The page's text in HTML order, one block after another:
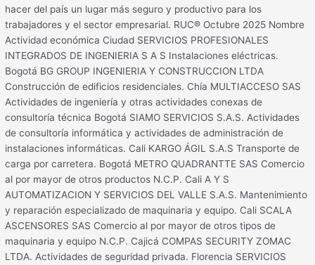
hacer del país un lugar más seguro y productivo para los
trabajadores y el sector empresarial. RUC® Octubre 2025 Nombre
Actividad económica Ciudad SERVICIOS PROFESIONALES
INTEGRADOS DE INGENIERIA S A S Instalaciones eléctricas.
Bogotá BG GROUP INGENIERIA Y CONSTRUCCION LTDA
Construcción de edificios residenciales. Chía MULTIACCESO SAS
Actividades de ingeniería y otras actividades conexas de
consultoría técnica Bogotá SIAMO SERVICIOS S.A.S. Actividades
de consultoría informática y actividades de administración de
instalaciones informáticas. Cali KARGO ÁGIL S.A.S Transporte de
carga por carretera. Bogotá METRO QUADRANTTE SAS Comercio
al por mayor de otros productos N.C.P. Cali A Y S
AUTOMATIZACION Y SERVICIOS DEL VALLE S.A.S. Mantenimiento
y reparación especializado de maquinaria y equipo. Cali SCALA
ASCENSORES SAS Comercio al por mayor de otros tipos de
maquinaria y equipo N.C.P. Cajicá COMPAS SECURITY ZOMAC
LTDA. Actividades de seguridad privada. Florencia SERVICIOS